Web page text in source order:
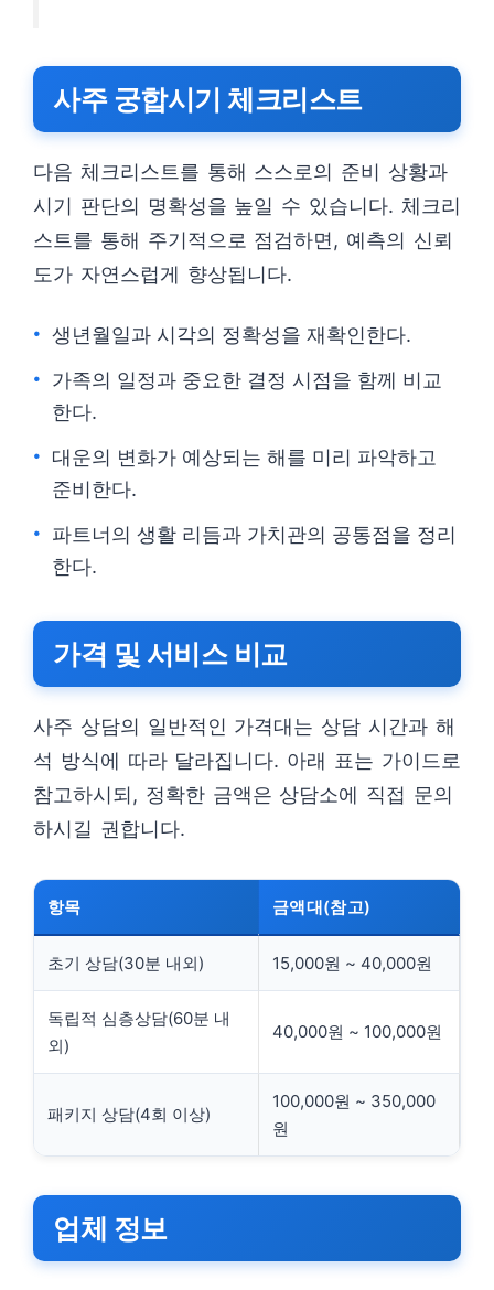
사주 궁합시기 체크리스트
다음 체크리스트를 통해 스스로의 준비 상황과
시기 판단의 명확성을 높일 수 있습니다. 체크리
스트를 통해 주기적으로 점검하면, 예측의 신뢰
도가 자연스럽게 향상됩니다.
생년월일과 시각의 정확성을 재확인한다.
가족의 일정과 중요한 결정 시점을 함께 비교
한다.
대운의 변화가 예상되는 해를 미리 파악하고
준비한다.
파트너의 생활 리듬과 가치관의 공통점을 정리
한다.
가격 및 서비스 비교
사주 상담의 일반적인 가격대는 상담 시간과 해
석 방식에 따라 달라집니다. 아래 표는 가이드로
참고하시되, 정확한 금액은 상담소에 직접 문의
하시길 권합니다.
항목 금액대(참고)
초기 상담(30분 내외) 15,000원 ~ 40,000원
독립적 심층상담(60분 내
외)
40,000원 ~ 100,000원
패키지 상담(4회 이상)
100,000원 ~ 350,000
원
업체 정보